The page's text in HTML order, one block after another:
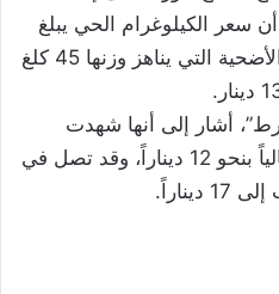
سعر الكيلوغرام الحي يبلغ
نحو 22 ديناراً، ما يجعل ثمن الأضحية التي يناهز وزنها 45 كلغ
أشار إلى أنها شهدت
ارتفاعاً ملحوظاً، حيث تُباع حالياً بنحو 12 ديناراً، وقد تصل في